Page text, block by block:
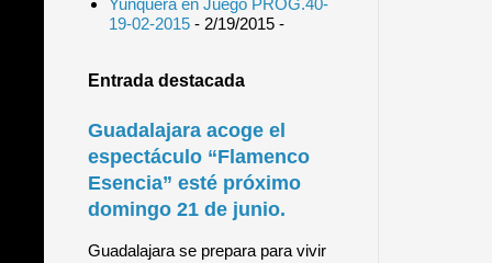
Yunquera en Juego PROG.40-
19-02-2015- 2/19/2015-
Entrada destacada
Guadalajara acoge el
espectáculo “Flamenco
Esencia” esté próximo
domingo 21 de junio.
Guadalajara se prepara para vivir